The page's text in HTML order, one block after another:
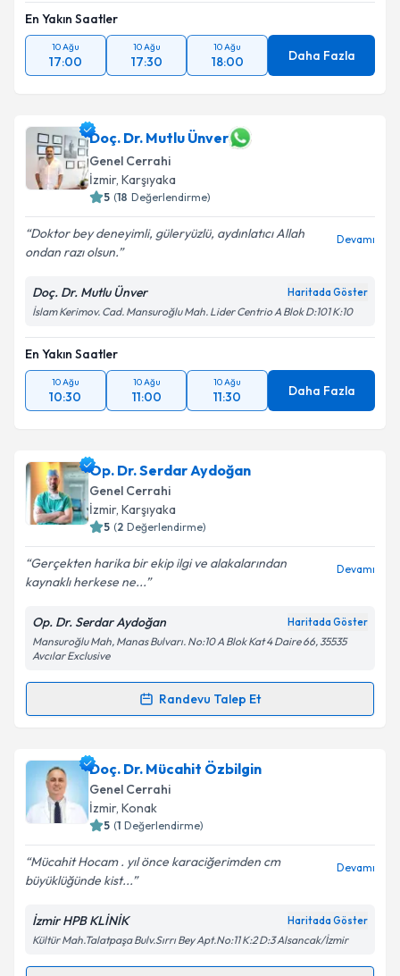
En Yakın Saatler
10 Ağu
17:00
10 Ağu
17:30
10 Ağu
18:00 Daha Fazla
Doç. Dr. Mutlu Ünver
Genel Cerrahi
İzmir, Karşıyaka
5 (18 Değerlendirme)
Doktor bey deneyimli, güleryüzlü, aydınlatıcı Allah
ondan razı olsun.
Devamı
Doç. Dr. Mutlu Ünver Haritada Göster
İslam Kerimov. Cad. Mansuroğlu Mah. Lider Centrio A Blok D:101 K:10
En Yakın Saatler
10 Ağu
10:30
10 Ağu
11:00
10 Ağu
11:30 Daha Fazla
Op. Dr. Serdar Aydoğan
Genel Cerrahi
İzmir, Karşıyaka
5 (2 Değerlendirme)
Gerçekten harika bir ekip ilgi ve alakalarından
kaynaklı herkese ne...
Devamı
Op. Dr. Serdar Aydoğan Haritada Göster
Mansuroğlu Mah, Manas Bulvarı. No:10 A Blok Kat 4 Daire 66, 35535
Avcılar Exclusive
Randevu Talep Et
Randevu Takvimi Talebi
Op. Dr. Serdar Aydoğaniçin randevu takvimi talebi
oluşturun. Size bu uzmandan randevu almanız için bir
takvim hazırlandığında e-posta ile bilgilendireceğiz.
Kişisel verilerimin işlenmesine ilişkin
Aydınlatma
Metni'ni okudum ve kişisel verilerimin belirtilen
kapsamda işlenmesini kabul ediyorum.
Doç. Dr. Mücahit Özbilgin
Genel Cerrahi
İzmir, Konak
5 (1 Değerlendirme)
Mücahit Hocam . yıl önce karaciğerimden cm
büyüklüğünde kist...
Devamı
İzmir HPB KLİNİK Haritada Göster
Kültür Mah.Talatpaşa Bulv.Sırrı Bey Apt.No:11 K:2 D:3 Alsancak/İzmir